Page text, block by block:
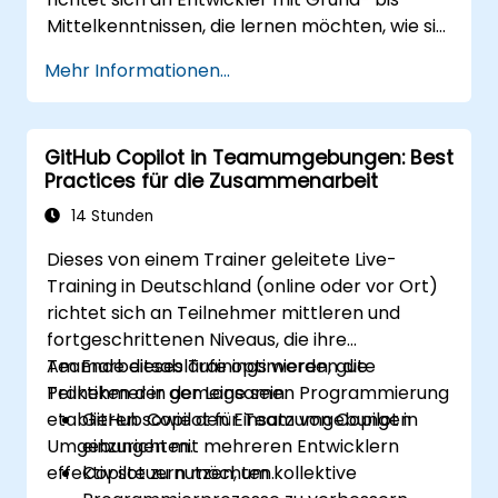
Mittelkenntnissen, die lernen möchten, wie sie
Arbeitsabläufe integrieren können.
Mehr Informationen...
GitHub Copilot in Teamumgebungen: Best
Practices für die Zusammenarbeit
14 Stunden
Dieses von einem Trainer geleitete Live-
Training in Deutschland (online oder vor Ort)
richtet sich an Teilnehmer mittleren und
fortgeschrittenen Niveaus, die ihre
Teamarbeitsabläufe optimieren, gute
Praktiken der gemeinsamen Programmierung
etablieren sowie den Einsatz von Copilot in
Umgebungen mit mehreren Entwicklern
effektiv steuern möchten.
Am Ende dieses Trainings werden die
Teilnehmer in der Lage sein:
GitHub Copilot für Teamumgebungen
einzurichten.
Copilot zu nutzen, um kollektive